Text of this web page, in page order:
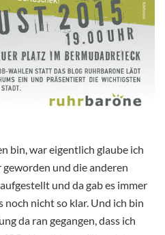
bin, war eigentlich glaube ich
und die anderen
und da gab es immer
noch nicht so klar. Und ich bin
da ran gegangen, dass ich